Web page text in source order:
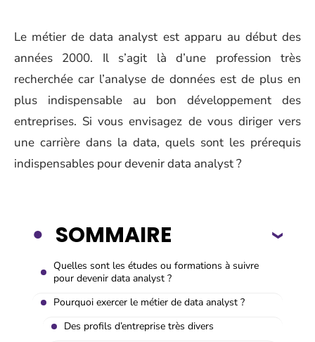
Le métier de data analyst est apparu au début des
années 2000. Il s’agit là d’une profession très
recherchée car l’analyse de données est de plus en
plus indispensable au bon développement des
entreprises. Si vous envisagez de vous diriger vers
une carrière dans la data, quels sont les prérequis
indispensables pour devenir data analyst ?
SOMMAIRE
Quelles sont les études ou formations à suivre
pour devenir data analyst ?
Pourquoi exercer le métier de data analyst ?
Des profils d’entreprise très divers